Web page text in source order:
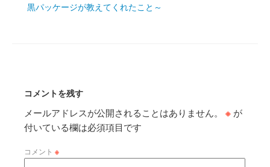
黒パッケージが教えてくれたこと～
コメントを残す
メールアドレスが公開されることはありません。 ※ が
付いている欄は必須項目です
コメント ※